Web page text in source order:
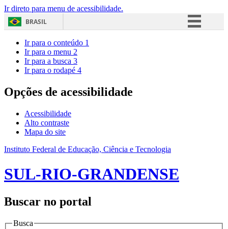
Ir direto para menu de acessibilidade.
BRASIL
Acesso à informação
Ir para o conteúdo 1
Ir para o menu 2
Ir para a busca 3
Ir para o rodapé 4
Opções de acessibilidade
Acessibilidade
Alto contraste
Mapa do site
Instituto Federal de Educação, Ciência e Tecnologia
SUL-RIO-GRANDENSE
Buscar no portal
Busca